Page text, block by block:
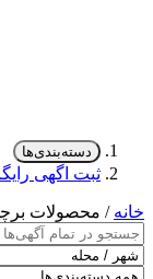
دسته‌بندی‌ها
ثبت اگهی
خانه / محصولات